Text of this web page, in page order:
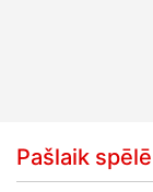
Pašlaik spēlē